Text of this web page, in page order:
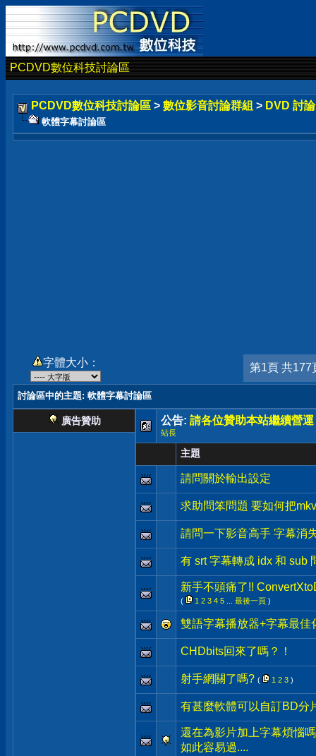
PCDVD數位科技討論區
PCDVD數位科技討論區 > 數位影音討論群組 > DVD 討
軟體字幕討論區
字體大小： 第1頁 共177
討論區中的主題: 軟體字幕討論區
廣告贊助 公告: 請各位贊助本站繼續營運
站長
主題
請問關於輸出設定
求助問笨問題 要如何把
請問一下影音高手 字幕消
有 srt 字幕轉成 idx 和 sub
新手不頭痛了!!
( 1 2 3 4 5 最後一頁 )
雙語字幕播放器+字幕最佳
CHDbits回來了嗎？！
射手網關了嗎? ( 1 2 3 )
有甚麼軟體可以自訂BD分
還在為影片加上字幕煩惱
如此容易過....